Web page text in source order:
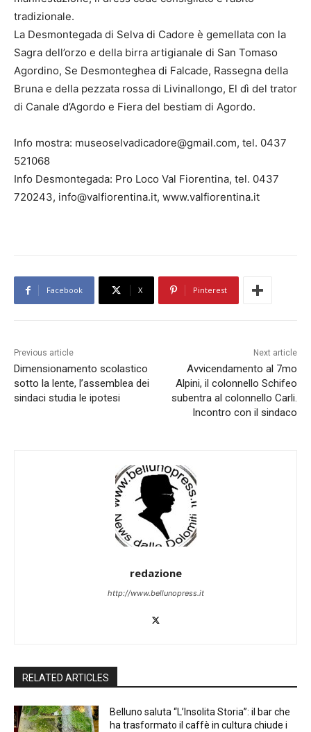
tradizionale.
La Desmontegada di Selva di Cadore è gemellata con la
Sagra dell’orzo e della birra artigianale di San Tomaso
Agordino, Se Desmonteghea di Falcade, Rassegna della
Bruna e della pezzata rossa di Livinallongo, El dì del trator
di Canale d’Agordo e Fiera del bestiam di Agordo.
Info mostra: museoselvadicadore@gmail.com, tel. 0437
521068
Info Desmontegada: Pro Loco Val Fiorentina, tel. 0437
720243, info@valfiorentina.it, www.valfiorentina.it
Facebook X Pinterest
Previous article
Dimensionamento scolastico
sotto la lente, l’assemblea dei
sindaci studia le ipotesi
Next article
Avvicendamento al 7mo
Alpini, il colonnello Schifeo
subentra al colonnello Carli.
Incontro con il sindaco
redazione
http://www.bellunopress.it
RELATED ARTICLES
Belluno saluta “L’Insolita Storia”: il bar che
ha trasformato il caffè in cultura chiude i